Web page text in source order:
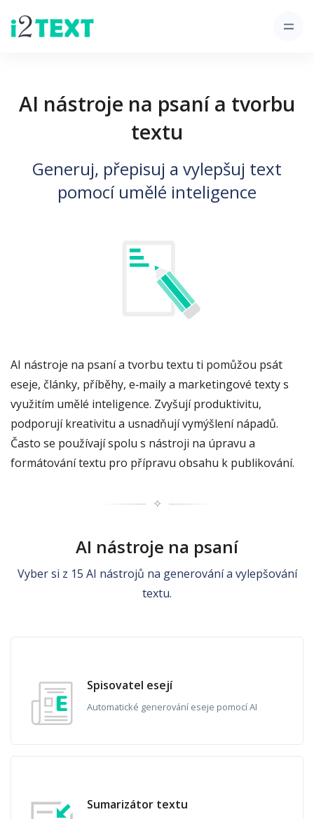
AI nástroje na psaní a tvorbu
textu
Generuj, přepisuj a vylepšuj text
pomocí umělé inteligence
AI nástroje na psaní a tvorbu textu ti pomůžou psát
eseje, články, příběhy, e‑maily a marketingové texty s
využitím umělé inteligence. Zvyšují produktivitu,
podporují kreativitu a usnadňují vymýšlení nápadů.
Často se používají spolu s nástroji na úpravu a
formátování textu pro přípravu obsahu k publikování.
✧
AI nástroje na psaní
Vyber si z 15 AI nástrojů na generování a vylepšování
textu.
Spisovatel esejí
Automatické generování eseje pomocí AI
Sumarizátor textu